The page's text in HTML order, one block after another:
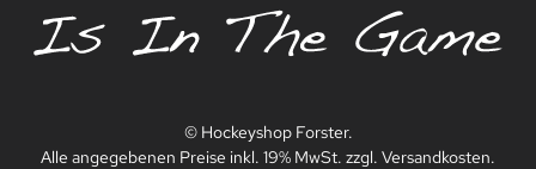
© Hockeyshop Forster.
Alle angegebenen Preise inkl. 19% MwSt. zzgl. Versandkosten.